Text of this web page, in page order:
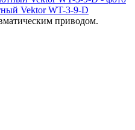
Vektor WT-3-9-D
приводом.